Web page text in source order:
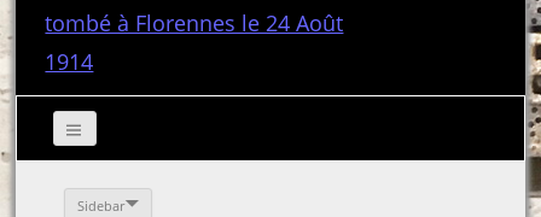
tombé à Florennes le 24 Août
1914
Sidebar